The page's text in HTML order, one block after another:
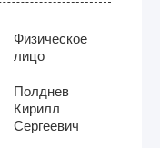
Физическое
лицо
Полднев
Кирилл
Сергеевич